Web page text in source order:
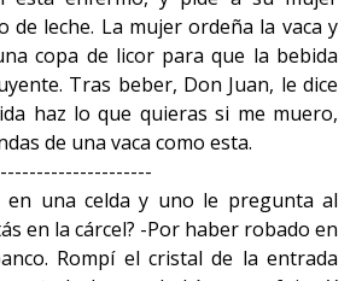
de leche. La mujer ordeña la vaca y
copa de licor para que la bebida
Tras beber, Don Juan, le dice
haz lo que quieras si me muero,
de una vaca como esta.
en una celda y uno le pregunta al
en la cárcel? -Por haber robado en
Rompí el cristal de la entrada